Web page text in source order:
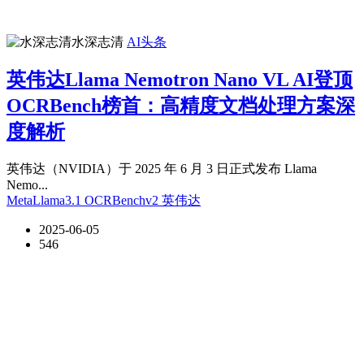
水深志清 AI头条
英伟达Llama Nemotron Nano VL AI登顶
OCRBench榜首：高精度文档处理方案深
度解析
英伟达（NVIDIA）于 2025 年 6 月 3 日正式发布 Llama
Nemo...
MetaLlama3.1 OCRBenchv2 英伟达
2025-06-05
546